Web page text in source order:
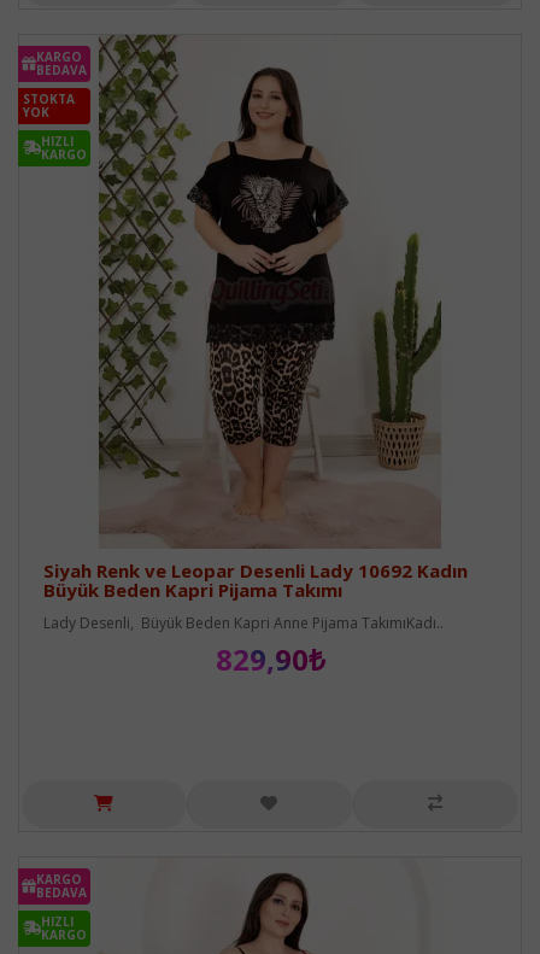
KARGO
BEDAVA
STOKTA
YOK
HIZLI
KARGO
Siyah Renk ve Leopar Desenli Lady 10692 Kadın
Büyük Beden Kapri Pijama Takımı
Lady Desenli, Büyük Beden Kapri Anne Pijama TakımıKadı..
829,90₺
KARGO
BEDAVA
HIZLI
KARGO